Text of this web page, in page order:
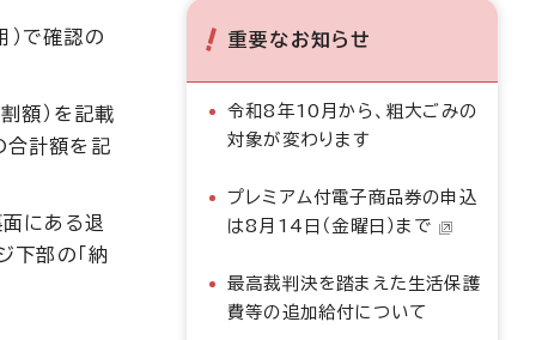
）で確認の
額）を記載
合計額を記
面にある退
下部の「納
重要なお知らせ
令和8年10月から、粗大ごみの
対象が変わります
プレミアム付電子商品券の申込
は8月14日（金曜日）まで
最高裁判決を踏まえた生活保護
費等の追加給付について